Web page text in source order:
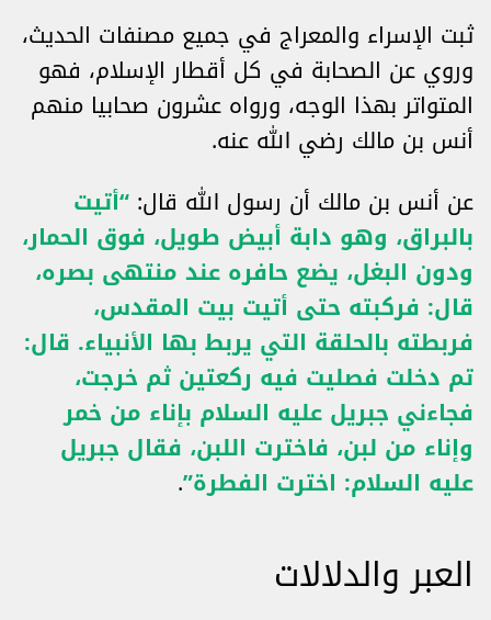
ثبت الإسراء والمعراج في جميع مصنفات الحديث،
وروي عن الصحابة في كل أقطار الإسلام، فهو
المتواتر بهذا الوجه، ورواه عشرون صحابيا منهم
أنس بن مالك رضي الله عنه.
عن أنس بن مالك أن رسول الله قال: “أتيت
بالبراق، وهو دابة أبيض طويل، فوق الحمار،
ودون البغل، يضع حافره عند منتهى بصره،
قال: فركبته حتى أتيت بيت المقدس،
فربطته بالحلقة التي يربط بها الأنبياء. قال:
تم دخلت فصليت فيه ركعتين ثم خرجت،
فجاءني جبريل عليه السلام بإناء من خمر
وإناء من لبن، فاخترت اللبن، فقال جبريل
عليه السلام: اخترت الفطرة”.
العبر والدلالات